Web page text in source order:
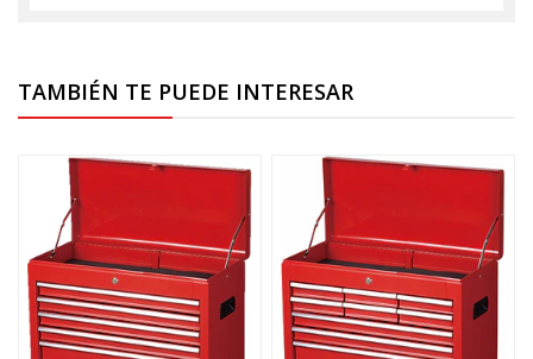
TAMBIÉN TE PUEDE INTERESAR